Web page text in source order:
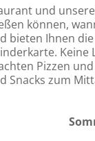
und
können,
bieten Ihnen
Keine
Pizzen
Snacks zum